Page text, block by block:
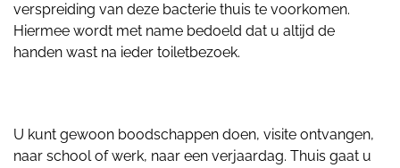
verspreiding van deze bacterie thuis te voorkomen.
Hiermee wordt met name bedoeld dat u altijd de
handen wast na ieder toiletbezoek.
U kunt gewoon boodschappen doen, visite ontvangen,
naar school of werk, naar een verjaardag. Thuis gaat u